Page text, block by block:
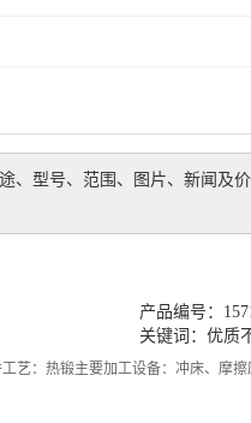
、型号、范围、图片、新闻及
产品编号：
关键词： 优质
：热锻主要加工设备：冲床、摩